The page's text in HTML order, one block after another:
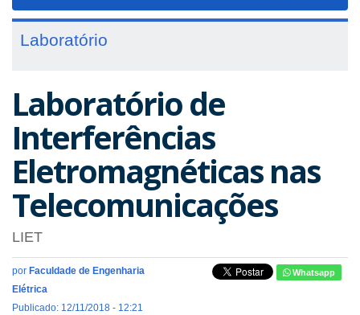
Laboratório
Laboratório de
Interferências
Eletromagnéticas nas
Telecomunicações
LIET
por Faculdade de Engenharia
Elétrica
Publicado: 12/11/2018 - 12:21
Whatsapp